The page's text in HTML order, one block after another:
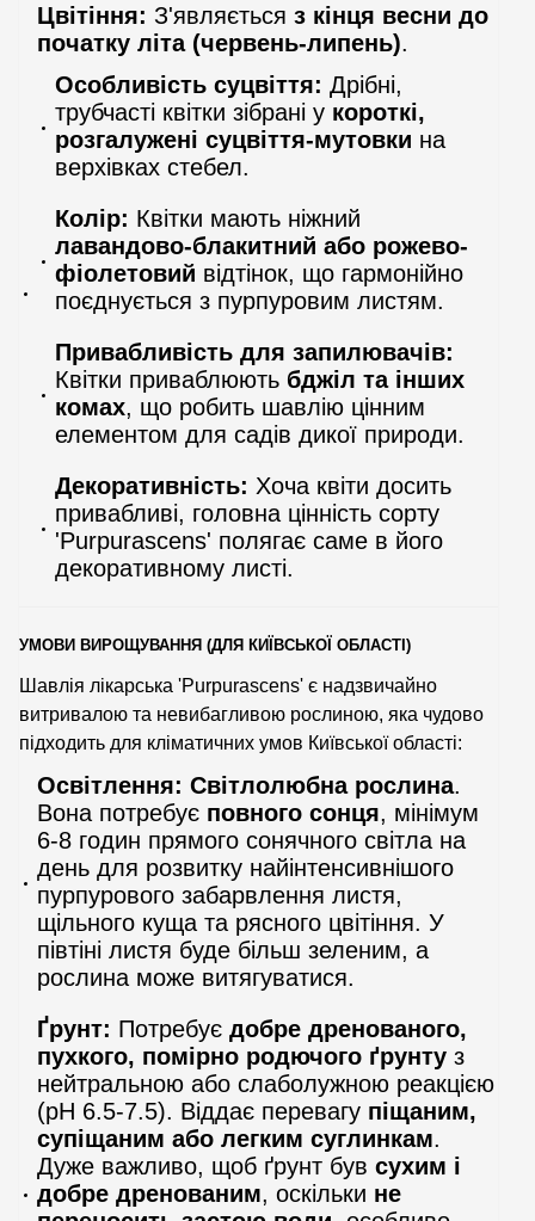
Цвітіння: З'являється з кінця весни до
початку літа (червень-липень).
Особливість суцвіття: Дрібні,
трубчасті квітки зібрані у короткі,
розгалужені суцвіття-мутовки на
верхівках стебел.
Колір: Квітки мають ніжний
лавандово-блакитний або рожево-
фіолетовий відтінок, що гармонійно
поєднується з пурпуровим листям.
Привабливість для запилювачів:
Квітки приваблюють бджіл та інших
комах, що робить шавлію цінним
елементом для садів дикої природи.
Декоративність: Хоча квіти досить
привабливі, головна цінність сорту
'Purpurascens' полягає саме в його
декоративному листі.
УМОВИ ВИРОЩУВАННЯ (ДЛЯ КИЇВСЬКОЇ ОБЛАСТІ)
Шавлія лікарська 'Purpurascens' є надзвичайно
витривалою та невибагливою рослиною, яка чудово
підходить для кліматичних умов Київської області:
Освітлення: Світлолюбна рослина.
Вона потребує повного сонця, мінімум
6-8 годин прямого сонячного світла на
день для розвитку найінтенсивнішого
пурпурового забарвлення листя,
щільного куща та рясного цвітіння. У
півтіні листя буде більш зеленим, а
рослина може витягуватися.
Ґрунт: Потребує добре дренованого,
пухкого, помірно родючого ґрунту з
нейтральною або слаболужною реакцією
(pH 6.5-7.5). Віддає перевагу піщаним,
супіщаним або легким суглинкам.
Дуже важливо, щоб ґрунт був сухим і
добре дренованим, оскільки не